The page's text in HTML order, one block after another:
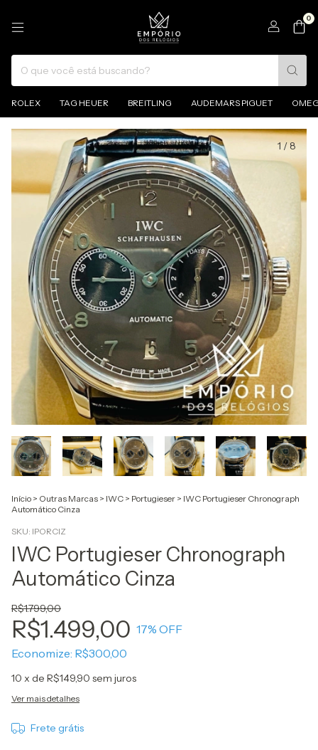
0
ROLEX TAG HEUER BREITLING AUDEMARS PIGUET
1/8
Início > Outras Marcas > IWC > Portugieser > IWC Portugieser Chronograph
Automático Cinza
SKU: IPORCIZ
IWC Portugieser Chronograph
Automático Cinza
R$1.799,00
R$1.499,00 17% OFF
Economize: R$300,00
10 x de R$149,90 sem juros
Ver mais detalhes
Frete grátis